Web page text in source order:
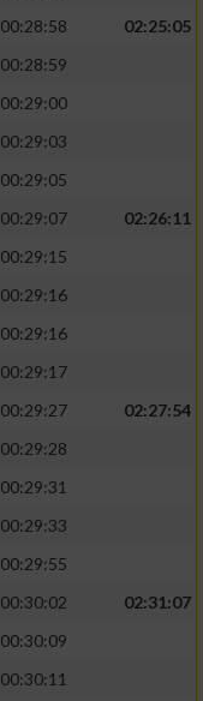
00:28:58
02:25:05
00:28:59
00:29:00
00:29:03
00:29:05
00:29:07
02:26:11
00:29:15
00:29:16
00:29:16
00:29:17
00:29:27
02:27:54
00:29:28
00:29:31
00:29:33
00:29:55
00:30:02
02:31:07
00:30:09
00:30:11